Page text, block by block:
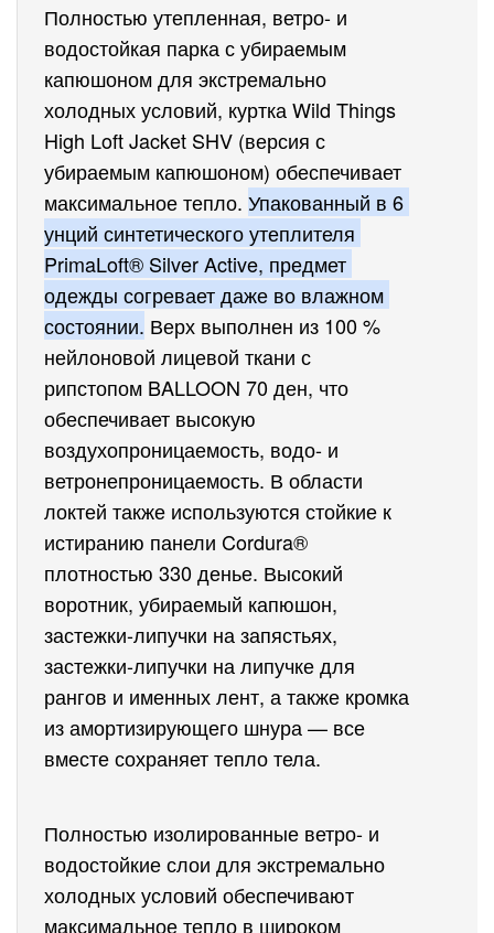
Полностью утепленная, ветро- и
водостойкая парка с убираемым
капюшоном для экстремально
холодных условий, куртка Wild Things
High Loft Jacket SHV (версия с
убираемым капюшоном) обеспечивает
максимальное тепло. Упакованный в 6
унций синтетического утеплителя
PrimaLoft® Silver Active, предмет
одежды согревает даже во влажном
состоянии. Верх выполнен из 100 %
нейлоновой лицевой ткани с
рипстопом BALLOON 70 ден, что
обеспечивает высокую
воздухопроницаемость, водо- и
ветронепроницаемость. В области
локтей также используются стойкие к
истиранию панели Cordura®
плотностью 330 денье. Высокий
воротник, убираемый капюшон,
застежки-липучки на запястьях,
застежки-липучки на липучке для
рангов и именных лент, а также кромка
из амортизирующего шнура — все
вместе сохраняет тепло тела.
Полностью изолированные ветро- и
водостойкие слои для экстремально
холодных условий обеспечивают
максимальное тепло в широком